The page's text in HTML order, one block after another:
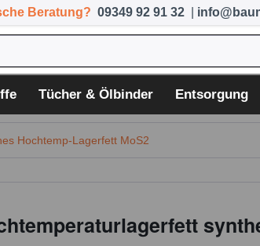
Beratung? 09349 92 91 32
Tücher & Ölbinder Entsorgung
Hochtemp-Lagerfett MoS2